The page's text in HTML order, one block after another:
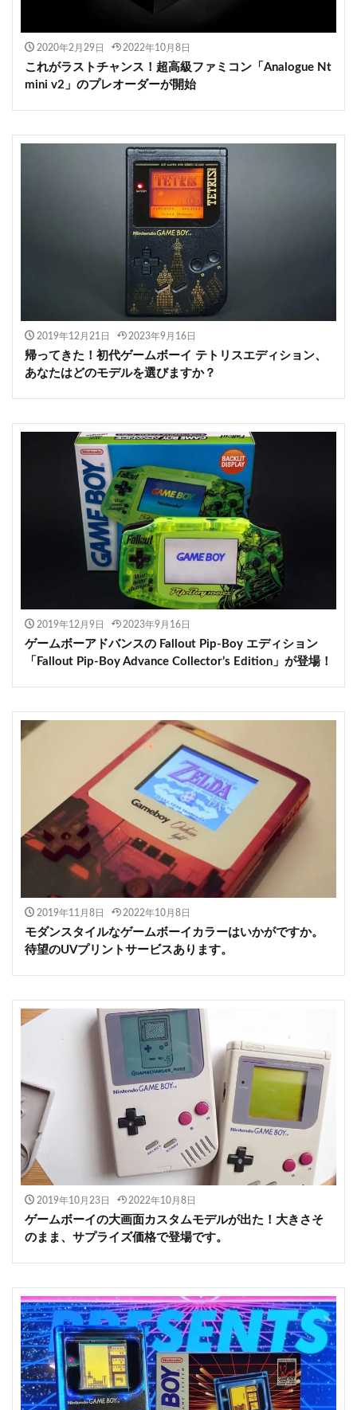
2020年2月29日 2022年10月8日
これがラストチャンス！超高級ファミコン「Analogue Nt
mini v2」のプレオーダーが開始
2019年12月21日 2023年9月16日
帰ってきた！初代ゲームボーイ テトリスエディション、
あなたはどのモデルを選びますか？
2019年12月9日 2023年9月16日
ゲームボーアドバンスの Fallout Pip-Boy エディション
「Fallout Pip-Boy Advance Collector’s Edition」が登場！
2019年11月8日 2022年10月8日
モダンスタイルなゲームボーイカラーはいかがですか。
待望のUVプリントサービスあります。
2019年10月23日 2022年10月8日
ゲームボーイの大画面カスタムモデルが出た！大きさそ
のまま、サプライズ価格で登場です。